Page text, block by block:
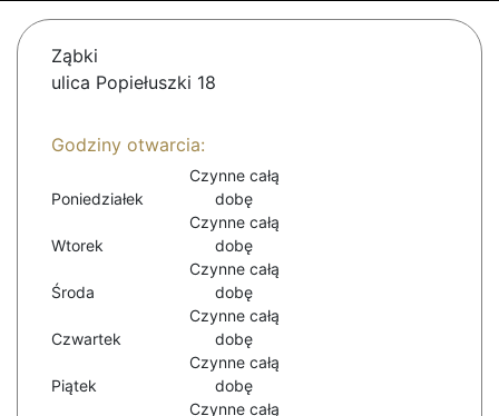
Ząbki
ulica Popiełuszki 18
Godziny otwarcia:
Poniedziałek
Czynne całą
dobę
Wtorek
Czynne całą
dobę
Środa
Czynne całą
dobę
Czwartek
Czynne całą
dobę
Piątek
Czynne całą
dobę
Czynne całą